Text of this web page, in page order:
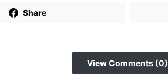
Share
View Comments (0)